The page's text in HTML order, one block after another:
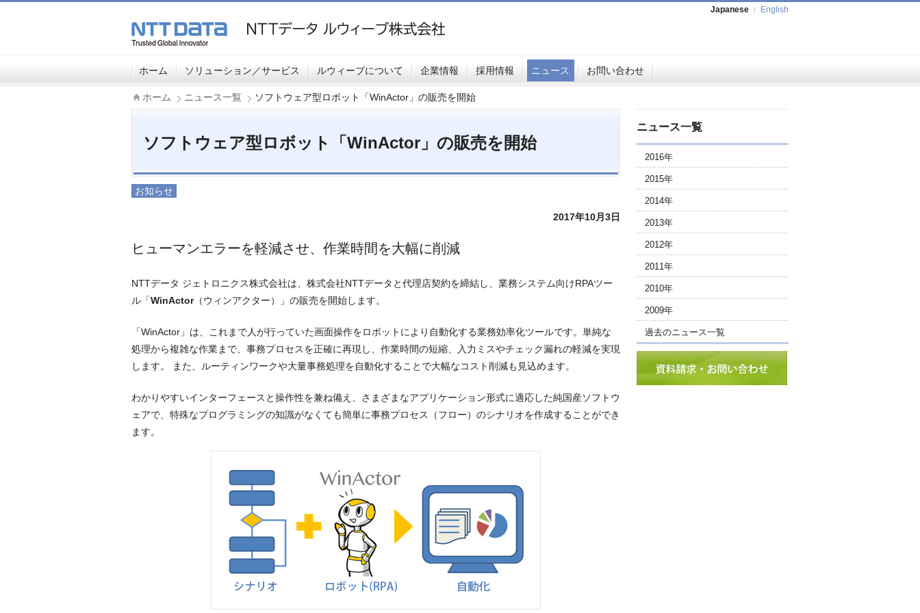
Japanese English
ホーム ソリューション／サービス ルウィーブについて 企業情報 採用情報 ニュース お問い合わせ
ホーム ニュース一覧 ソフトウェア型ロボット「WinActor」の販売を開始
ソフトウェア型ロボット「WinActor」の販売を開始
お知らせ
2017年10月3日
ヒューマンエラーを軽減させ、作業時間を大幅に削減
NTTデータ ジェトロニクス株式会社は、株式会社NTTデータと代理店契約を締結し、業務システム向けRPAツー
ル「WinActor（ウィンアクター）」の販売を開始します。
「WinActor」は、これまで人が行っていた画面操作をロボットにより自動化する業務効率化ツールです。単純な
処理から複雑な作業まで、事務プロセスを正確に再現し、作業時間の短縮、入力ミスやチェック漏れの軽減を実現
します。 また、ルーティンワークや大量事務処理を自動化することで大幅なコスト削減も見込めます。
わかりやすいインターフェースと操作性を兼ね備え、さまざまなアプリケーション形式に適応した純国産ソフトウ
ェアで、特殊なプログラミングの知識がなくても簡単に事務プロセス（フロー）のシナリオを作成することができ
ます。
ニュース一覧
2016年
2015年
2014年
2013年
2012年
2011年
2010年
2009年
過去のニュース一覧